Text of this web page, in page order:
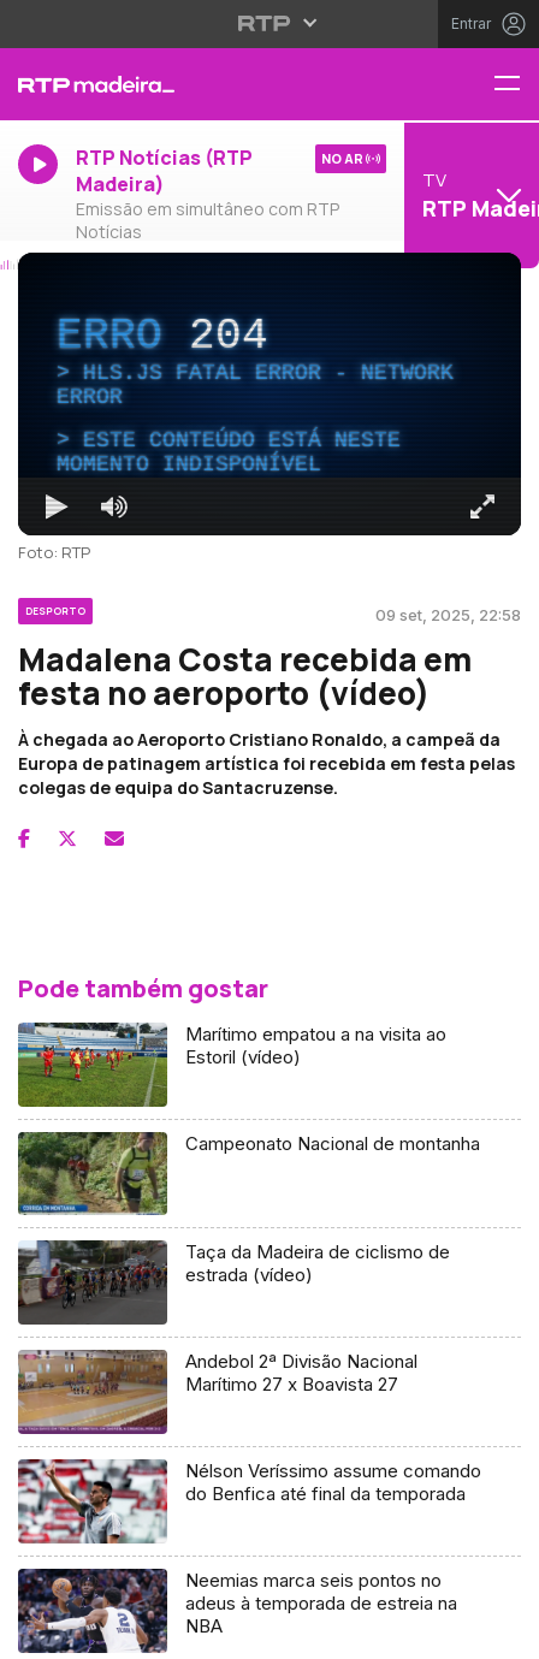
Entrar
RTP Notícias (RTP
Madeira)
Emissão em simultâneo com RTP
Notícias
NO AR
TV
RTP
ERRO204
HLS.JS FATAL ERROR - NETWORK
ERROR
ESTE CONTEÚDO ESTÁ NESTE
MOMENTO INDISPONÍVEL
Foto: RTP
DESPORTO 09 set, 2025, 22:58
Madalena Costa recebida em
festa no aeroporto (vídeo)
À chegada ao Aeroporto Cristiano Ronaldo, a campeã da
Europa de patinagem artística foi recebida em festa pelas
colegas de equipa do Santacruzense.
Pode também gostar
Marítimo empatou a na visita ao
Estoril (vídeo)
Campeonato Nacional de montanha
Taça da Madeira de ciclismo de
estrada (vídeo)
Andebol 2ª Divisão Nacional
Marítimo 27 x Boavista 27
Nélson Veríssimo assume comando
do Benfica até final da temporada
Neemias marca seis pontos no
adeus à temporada de estreia na
NBA